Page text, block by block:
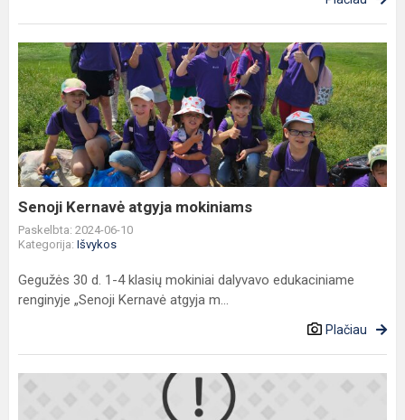
Senoji
Kernavė
atgyja
mokiniams
Senoji Kernavė atgyja mokiniams
Paskelbta: 2024-06-10
Kategorija: Išvykos
Gegužės 30 d. 1-4 klasių mokiniai dalyvavo edukaciniame
renginyje „Senoji Kernavė atgyja m...
Plačiau
Uniformų